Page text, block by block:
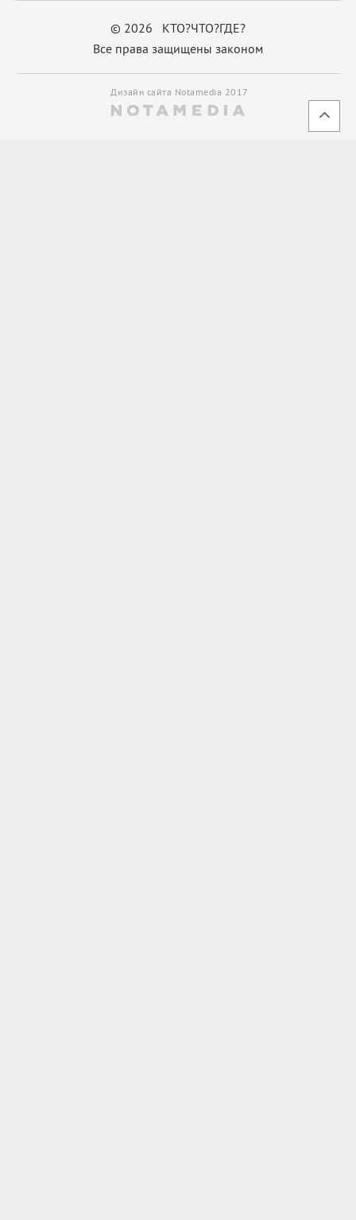
© 2026 КТО?ЧТО?ГДЕ?
Все права защищены законом
Дизайн сайта Notamedia 2017